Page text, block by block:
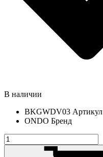
В наличии
BKGWDV03 Артикул
ONDO Бренд